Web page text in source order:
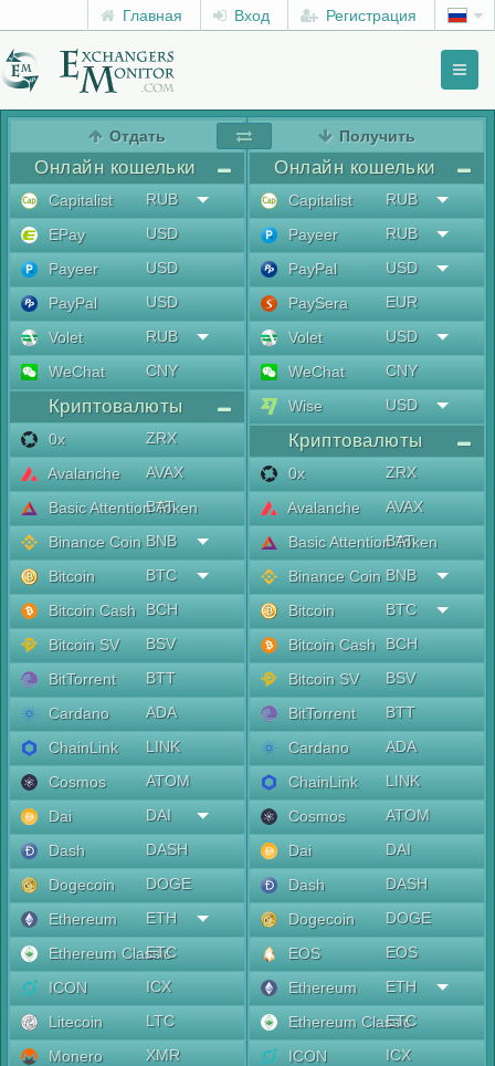
Главная Вход Регистрация
Отдать
Онлайн кошельки
Capitalist
RUB
EPay
USD
Payeer
USD
PayPal
USD
Volet
RUB
WeChat
CNY
Криптовалюты
0x
ZRX
Avalanche
AVAX
Basic Attention Token
BAT
Binance Coin BNB
Bitcoin
BTC
Bitcoin Cash
BCH
Bitcoin SV
BSV
BitTorrent
BTT
Cardano
ADA
ChainLink
LINK
Cosmos
ATOM
Dai
DAI
Dash
DASH
Dogecoin
DOGE
Ethereum
ETH
Ethereum Classic
ETC
ICON
ICX
Litecoin
LTC
Monero
XMR
Получить
Онлайн кошельки
Capitalist
RUB
Payeer
RUB
PayPal
USD
PaySera
EUR
Volet
USD
WeChat
CNY
Wise
USD
Криптовалюты
0x
ZRX
Avalanche
AVAX
Basic Attention Token
BAT
Binance Coin BNB
Bitcoin
BTC
Bitcoin Cash
BCH
Bitcoin SV
BSV
BitTorrent
BTT
Cardano
ADA
ChainLink
LINK
Cosmos
ATOM
Dai
DAI
Dash
DASH
Dogecoin
DOGE
EOS
EOS
Ethereum
ETH
Ethereum Classic
ETC
ICON
ICX